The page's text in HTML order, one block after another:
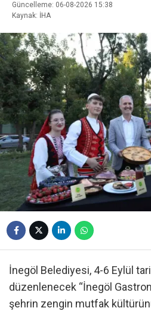
Güncelleme: 06-08-2026 15:38
Kaynak: İHA
İnegöl Belediyesi, 4-6 Eylül
düzenlenecek “İnegöl
şehrin zengin mutfak